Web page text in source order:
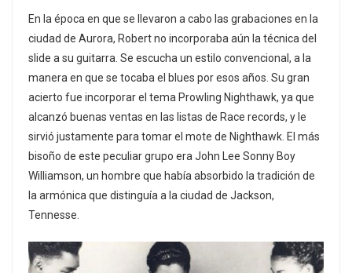
En la época en que se llevaron a cabo las grabaciones en la
ciudad de Aurora, Robert no incorporaba aún la técnica del
slide a su guitarra. Se escucha un estilo convencional, a la
manera en que se tocaba el blues por esos años. Su gran
acierto fue incorporar el tema Prowling Nighthawk, ya que
alcanzó buenas ventas en las listas de Race records, y le
sirvió justamente para tomar el mote de Nighthawk. El más
bisoño de este peculiar grupo era John Lee Sonny Boy
Williamson, un hombre que había absorbido la tradición de
la armónica que distinguía a la ciudad de Jackson,
Tennesse.